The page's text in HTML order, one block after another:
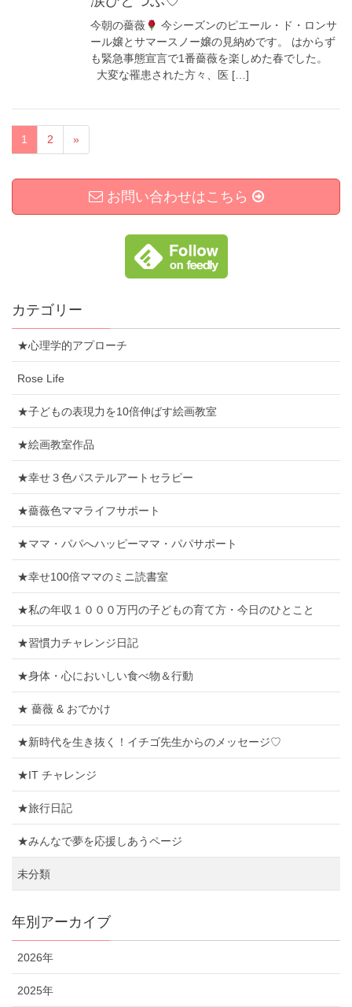
今朝の薔薇
今シーズンのピエール・ド・ロンサ
ール嬢とサマースノー嬢の見納めです。 はからず
も緊急事態宣言で1番薔薇を楽しめた春でした。
大変な罹患された方々、医 […]
1 2 »
お問い合わせはこちら
カテゴリー
★心理学的アプローチ
Rose Life
★子どもの表現力を10倍伸ばす絵画教室
★絵画教室作品
★幸せ３色パステルアートセラピー
★薔薇色ママライフサポート
★ママ・パパへハッピーママ・パパサポート
★幸せ100倍ママのミニ読書室
★私の年収１０００万円の子どもの育て方・今日のひとこと
★習慣力チャレンジ日記
★身体・心においしい食べ物＆行動
★ 薔薇 & おでかけ
★新時代を生き抜く！イチゴ先生からのメッセージ♡
★IT チャレンジ
★旅行日記
★みんなで夢を応援しあうページ
未分類
年別アーカイブ
2026年
2025年